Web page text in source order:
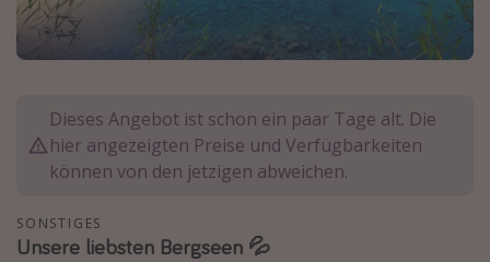
Normandie Urlaub
Goa Urlaub
Kefalonia Urlaub
Krabi Urlaub
Sri Lanka Rundreise
Dieses Angebot ist schon ein paar Tage alt. Die
hier angezeigten Preise und Verfügbarkeiten
können von den jetzigen abweichen.
SONSTIGES
Unsere liebsten Bergseen 💦